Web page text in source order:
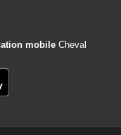
mobile Cheval